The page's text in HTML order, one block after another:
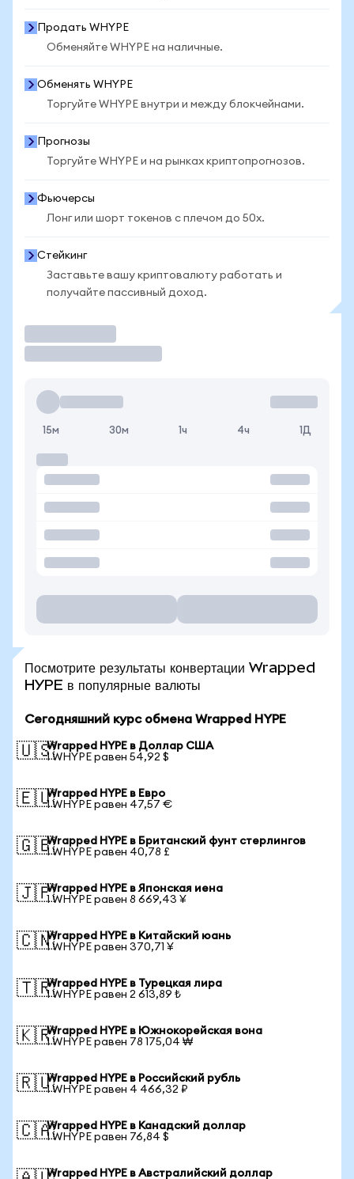
Продать WHYPE
Обменяйте WHYPE на наличные.
Обменять WHYPE
Торгуйте WHYPE внутри и между блокчейнами.
Прогнозы
Торгуйте WHYPE и на рынках криптопрогнозов.
Фьючерсы
Лонг или шорт токенов с плечом до 50x.
Стейкинг
Заставьте вашу криптовалюту работать и
получайте пассивный доход.
15м 30м 1ч 4ч 1Д
Посмотрите результаты конвертации Wrapped
HYPE в популярные валюты
Сегодняшний курс обмена Wrapped HYPE
🇺🇸Wrapped HYPE в Доллар США
1 WHYPE равен 54,92 $
🇪🇺Wrapped HYPE в Евро
1 WHYPE равен 47,57 €
🇬🇧Wrapped HYPE в Британский фунт стерлингов
1 WHYPE равен 40,78 £
🇯🇵Wrapped HYPE в Японская иена
1 WHYPE равен 8 669,43 ¥
🇨🇳Wrapped HYPE в Китайский юань
1 WHYPE равен 370,71 ¥
🇹🇷Wrapped HYPE в Турецкая лира
1 WHYPE равен 2 613,89 ₺
🇰🇷Wrapped HYPE в Южнокорейская вона
1 WHYPE равен 78 175,04 ₩
🇷🇺Wrapped HYPE в Российский рубль
1 WHYPE равен 4 466,32 ₽
🇨🇦Wrapped HYPE в Канадский доллар
1 WHYPE равен 76,84 $
Wrapped HYPE в Австралийский доллар